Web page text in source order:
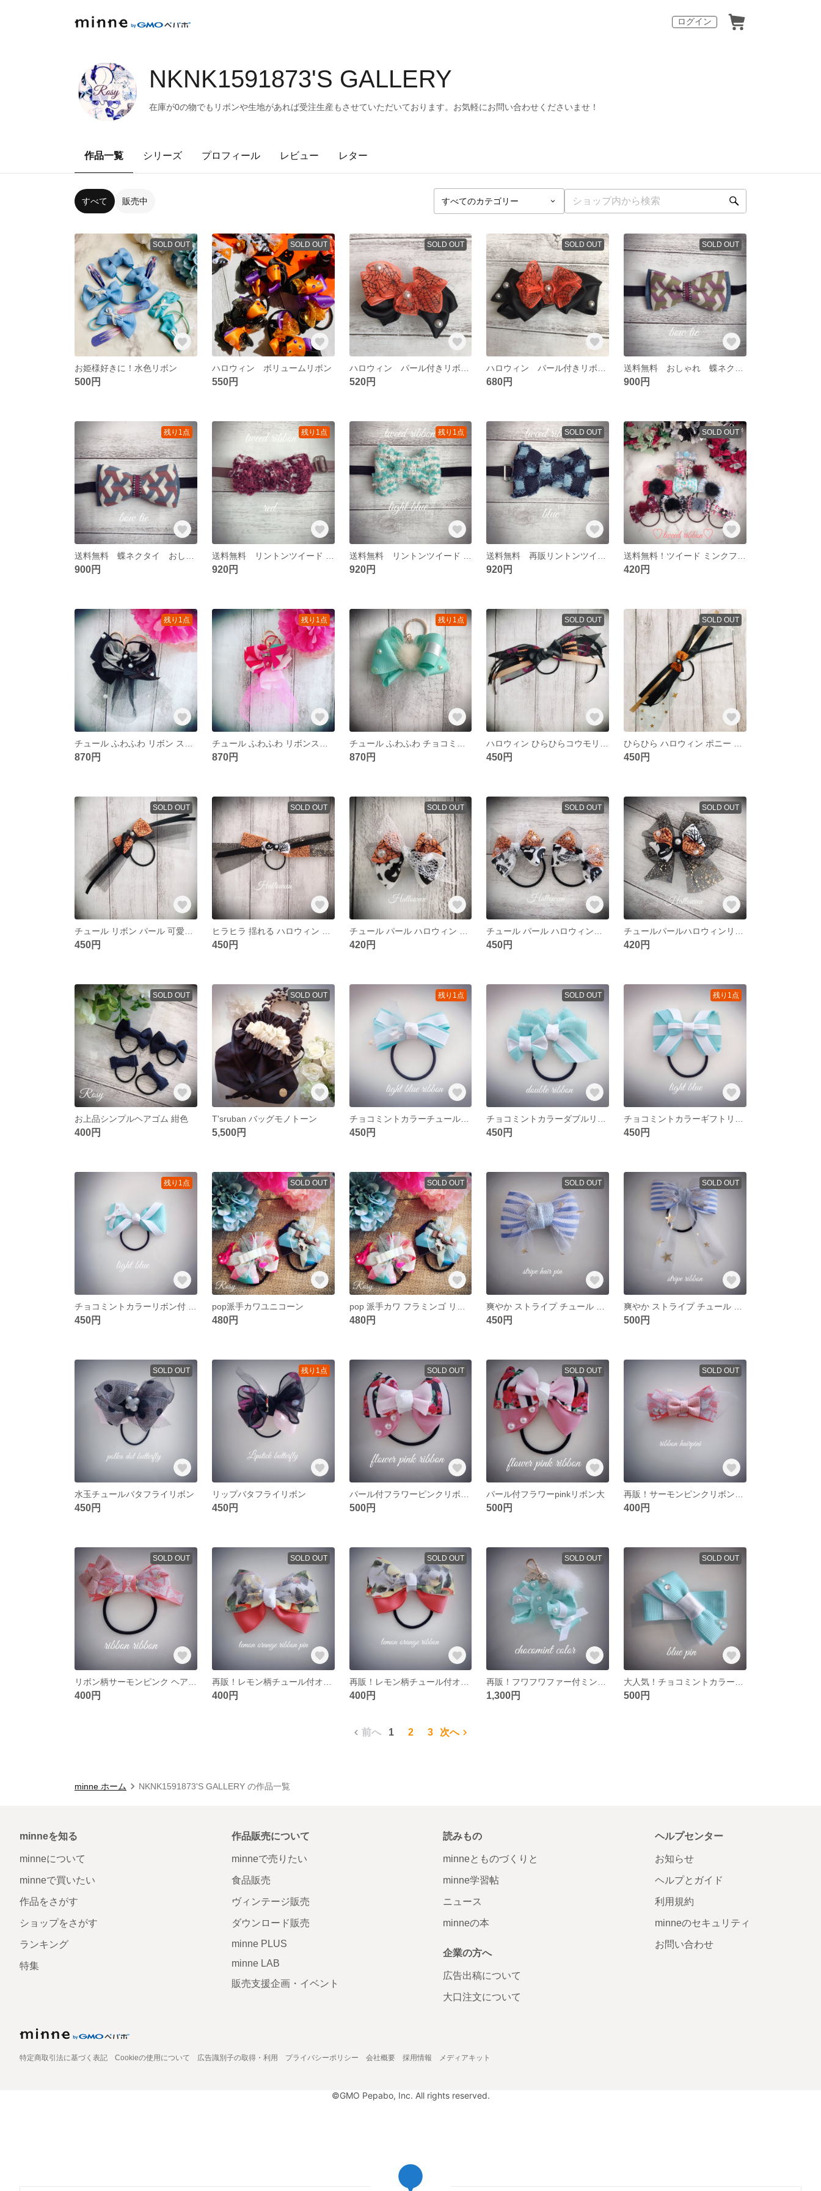
ログイン
NKNK1591873'S GALLERY
在庫が0の物でもリボンや生地があれば受注生産もさせていただいております。お気軽にお問い合わせくださいませ！
作品一覧 シリーズ プロフィール レビュー レター
すべて 販売中
SOLD OUT
お姫様好きに！水色リボン
500円
SOLD OUT
ハロウィン ボリュームリボン
550円
SOLD OUT
520円
SOLD OUT
680円
SOLD OUT
900円
残り1点
900円
残り1点
920円
残り1点
920円
SOLD OUT
920円
SOLD OUT
420円
残り1点
870円
残り1点
870円
残り1点
870円
SOLD OUT
450円
SOLD OUT
450円
SOLD OUT
450円
SOLD OUT
450円
SOLD OUT
420円
SOLD OUT
450円
SOLD OUT
420円
SOLD OUT
お上品シンプルヘアゴム 紺色
400円
SOLD OUT
T'sruban バッグモノトーン
5,500円
残り1点
チョコミントカラーチュール付リボン
450円
SOLD OUT
450円
残り1点
450円
残り1点
450円
SOLD OUT
pop派手カワユニコーン
480円
SOLD OUT
480円
SOLD OUT
450円
SOLD OUT
500円
SOLD OUT
水玉チュールバタフライリボン
450円
残り1点
リップバタフライリボン
450円
SOLD OUT
500円
SOLD OUT
パール付フラワーpinkリボン大
500円
SOLD OUT
400円
SOLD OUT
400円
SOLD OUT
400円
SOLD OUT
400円
SOLD OUT
1,300円
SOLD OUT
500円
前へ 1 2 3 次へ
minne ホーム NKNK1591873'S GALLERY の作品一覧
minneを知る
minneについて
minneで買いたい
作品をさがす
ショップをさがす
ランキング
特集
作品販売について
minneで売りたい
食品販売
ヴィンテージ販売
ダウンロード販売
minne PLUS
minne LAB
販売支援企画・イベント
読みもの
minneとものづくりと
minne学習帖
ニュース
minneの本
企業の方へ
広告出稿について
大口注文について
ヘルプセンター
お知らせ
ヘルプとガイド
利用規約
minneのセキュリティ
お問い合わせ
特定商取引法に基づく表記 Cookieの使用について 広告識別子の取得・利用 プライバシーポリシー 会社概要 採用情報 メディアキット
©GMO Pepabo, Inc. All rights reserved.